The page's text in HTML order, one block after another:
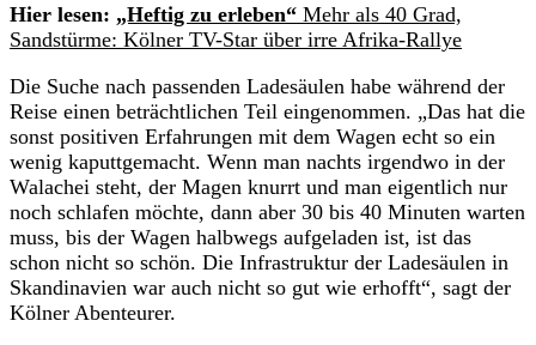
Hier lesen: „Heftig zu erleben“ Mehr als 40 Grad,
Sandstürme: Kölner TV-Star über irre Afrika-Rallye
Die Suche nach passenden Ladesäulen habe während der
Reise einen beträchtlichen Teil eingenommen. „Das hat die
sonst positiven Erfahrungen mit dem Wagen echt so ein
wenig kaputtgemacht. Wenn man nachts irgendwo in der
Walachei steht, der Magen knurrt und man eigentlich nur
noch schlafen möchte, dann aber 30 bis 40 Minuten warten
muss, bis der Wagen halbwegs aufgeladen ist, ist das
schon nicht so schön. Die Infrastruktur der Ladesäulen in
Skandinavien war auch nicht so gut wie erhofft“, sagt der
Kölner Abenteurer.